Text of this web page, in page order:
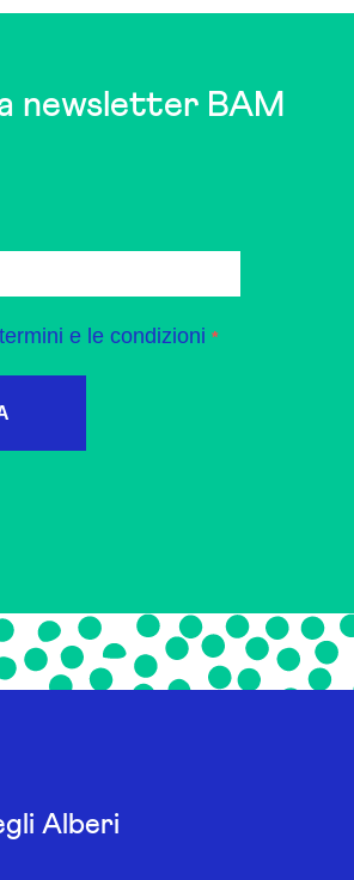
newsletter BAM
termini e le condizioni
Alberi